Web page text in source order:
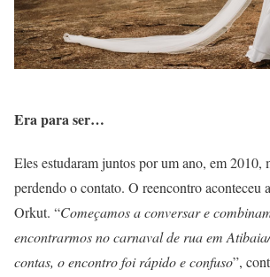
Era para ser…
Eles estudaram juntos por um ano, em 2010,
perdendo o contato. O reencontro aconteceu
Orkut. “Começamos a conversar e
encontrarmos no carnaval de rua em
contas, o encontro foi rápido e confuso”,